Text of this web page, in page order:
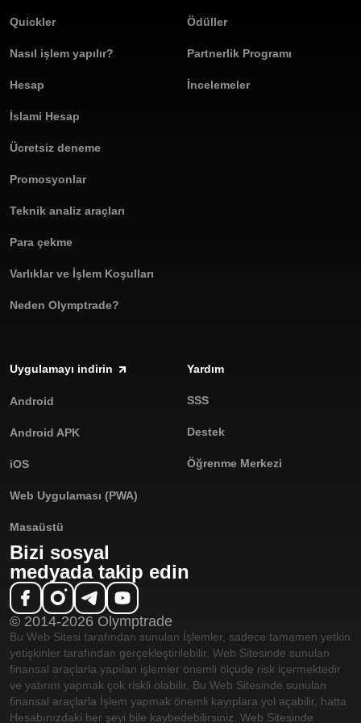
Quickler
Nasıl işlem yapılır?
Hesap
İslami Hesap
Ücretsiz deneme
Promosyonlar
Teknik analiz araçları
Para çekme
Varlıklar ve İşlem Koşulları
Neden Olymptrade?
Ödüller
Partnerlik Programı
İncelemeler
Uygulamayı indirin
Android
Android APK
iOS
Web Uygulaması (PWA)
Masaüstü
Yardım
SSS
Destek
Öğrenme Merkezi
Bizi sosyal
medyada takip edin
© 2014-2026 Olymptrade
Bu Web Sitesi tarafından sunulan İşlemler, sadece tamamen yetkin
yetişkinler tarafından gerçekleştirilebilir. Web Sitesinde sunulan
finansal araçlarla yapılan işlemler önemli ölçüde risk içermektedir
ve yatırım yapmak çok riskli olabilir. Bu Web Sitesinde sunulan
finansal araçlarla İşlem yapmak önemli kayıplara yol açabilir, hatta
Hesabınızdaki her şeyi bile kaybedebilirsiniz. Web Sitesinde